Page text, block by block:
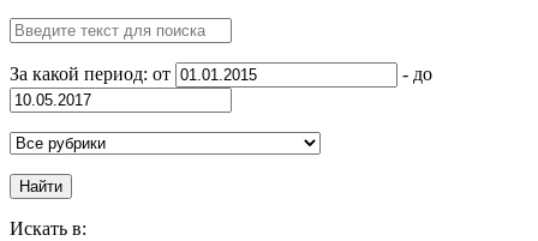
За какой период: от - до
Найти
Искать в: